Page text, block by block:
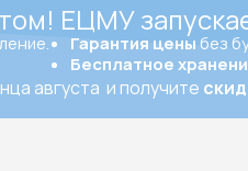
ЕЦМУ
Гарантия цены без
Бесплатное
августа и получите